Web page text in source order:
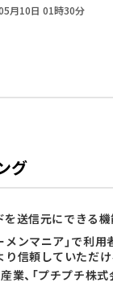
月10日 01時30分
グ
を送信元にできる
メンマニア」で利
信頼していただけ
業、「プチプチ株